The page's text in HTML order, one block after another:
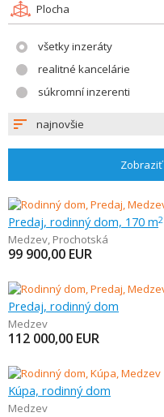
Plocha
všetky inzeráty
realitné kancelárie
súkromní inzerenti
najnovšie
Zobraziť
Predaj, rodinný dom, 170 m2
Medzev, Prochotská
99 900,00 EUR
Predaj, rodinný dom
Medzev
112 000,00 EUR
Kúpa, rodinný dom
Medzev